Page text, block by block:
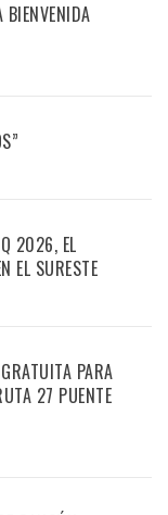
2026, EL
EL SURESTE
PARA
27 PUENTE